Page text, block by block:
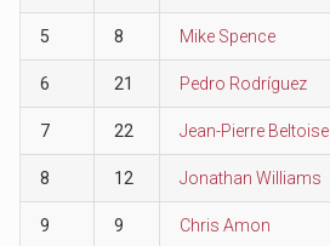
5 8 Mike Spence
6 21 Pedro Rodríguez
7 22 Jean-Pierre Beltoise
8 12 Jonathan Williams
9 9 Chris Amon